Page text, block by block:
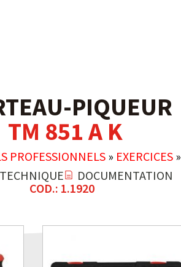
PIQUEUR
TM 851 A K
PROFESSIONNELS» EXERCICES»
DOCUMENTATION
COD.: 1.1920